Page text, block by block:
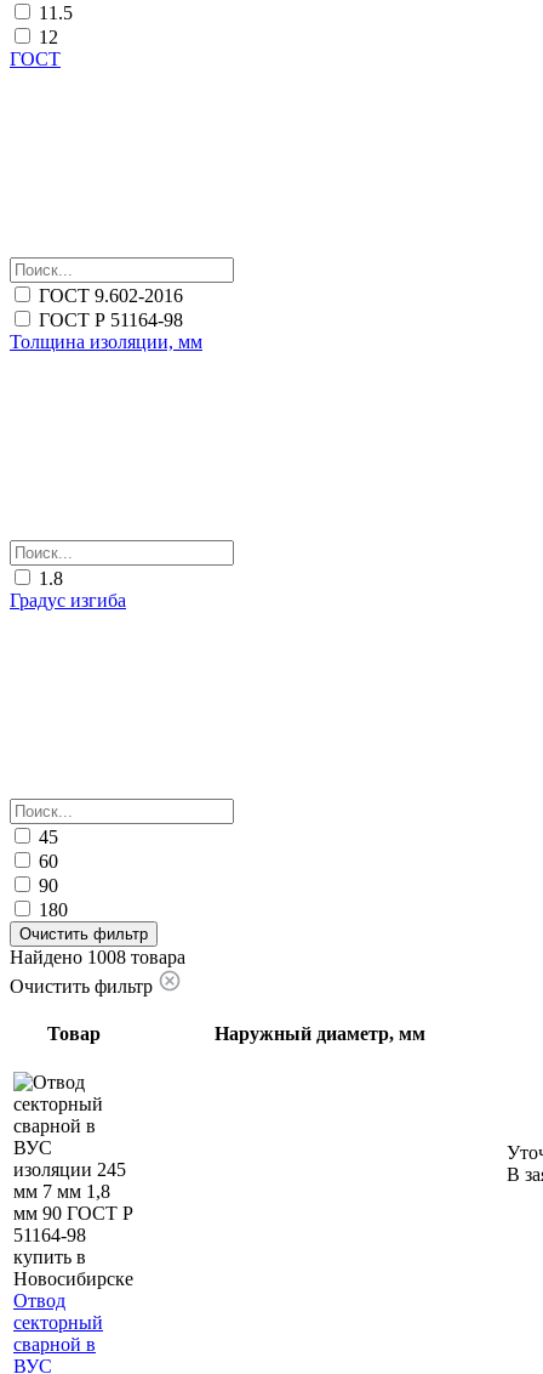
11.5
12
ГОСТ
ГОСТ 9.602-2016
ГОСТ Р 51164-98
Толщина изоляции, мм
1.8
Градус изгиба
45
60
90
180
Очистить фильтр
Найдено 1008 товара
Очистить фильтр
Товар Наружный диаметр, мм
Отвод
секторный
сварной в
ВУС
В